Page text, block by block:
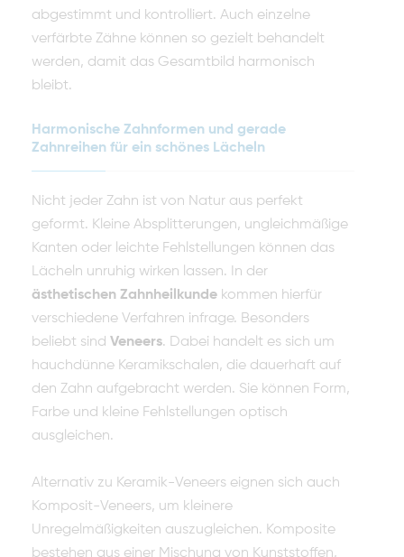
abgestimmt und kontrolliert. Auch einzelne
verfärbte Zähne können so gezielt behandelt
werden, damit das Gesamtbild harmonisch
bleibt.
Harmonische Zahnformen und gerade
Zahnreihen für ein schönes Lächeln
Nicht jeder Zahn ist von Natur aus perfekt
geformt. Kleine Absplitterungen, ungleichmäßige
Kanten oder leichte Fehlstellungen können das
Lächeln unruhig wirken lassen. In der
ästhetischen Zahnheilkunde kommen hierfür
verschiedene Verfahren infrage. Besonders
beliebt sind Veneers. Dabei handelt es sich um
hauchdünne Keramikschalen, die dauerhaft auf
den Zahn aufgebracht werden. Sie können Form,
Farbe und kleine Fehlstellungen optisch
ausgleichen.
Alternativ zu Keramik-Veneers eignen sich auch
Komposit-Veneers, um kleinere
Unregelmäßigkeiten auszugleichen. Komposite
bestehen aus einer Mischung von Kunststoffen,